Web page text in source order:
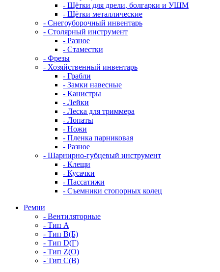
- Щётки для дрели, болгарки и УШМ
- Щётки металлические
- Снегоуборочный инвентарь
- Столярный инструмент
- Разное
- Стаместки
- Фрезы
- Хозяйственный инвентарь
- Грабли
- Замки навесные
- Канистры
- Лейки
- Леска для триммера
- Лопаты
- Ножи
- Пленка парниковая
- Разное
- Шарнирно-губцевый инструмент
- Клещи
- Кусачки
- Пассатижи
- Съемники стопорных колец
Ремни
- Вентиляторные
- Тип A
- Тип B(Б)
- Тип D(Г)
- Тип Z(O)
- Тип С(В)